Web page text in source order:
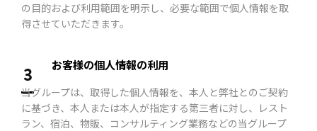
の目的および利用範囲を明示し、必要な範囲で個人情報を取
得させていただきます。
3 お客様の個人情報の利用
当グループは、取得した個人情報を、本人と弊社とのご契約
に基づき、本人または本人が指定する第三者に対し、レスト
ラン、宿泊、物販、コンサルティング業務などの当グループ